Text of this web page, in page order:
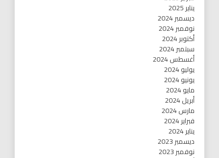
يناير 2025
ديسمبر 2024
نوفمبر 2024
أكتوبر 2024
سبتمبر 2024
أغسطس 2024
يوليو 2024
يونيو 2024
مايو 2024
أبريل 2024
مارس 2024
فبراير 2024
يناير 2024
ديسمبر 2023
نوفمبر 2023